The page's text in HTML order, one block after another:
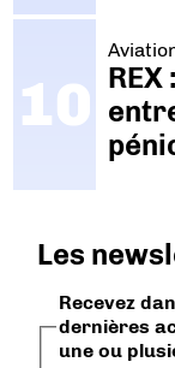
Les
Recevez
dernières
une ou